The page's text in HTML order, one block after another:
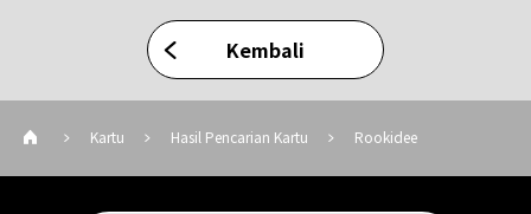
Kembali
Kartu Hasil Pencarian Kartu Rookidee